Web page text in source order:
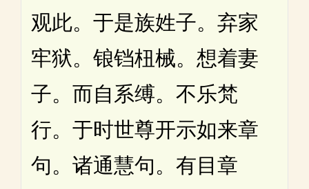
观此。于是族姓子。弃家
牢狱。锒铛杻械。想着妻
子。而自系缚。不乐梵
行。于时世尊开示如来章
句。诸通慧句。有目章